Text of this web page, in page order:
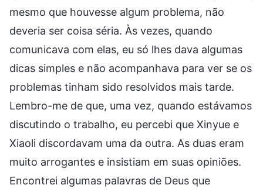
mesmo que houvesse algum problema, não
deveria ser coisa séria. Às vezes, quando
comunicava com elas, eu só lhes dava algumas
dicas simples e não acompanhava para ver se os
problemas tinham sido resolvidos mais tarde.
Lembro-me de que, uma vez, quando estávamos
discutindo o trabalho, eu percebi que Xinyue e
Xiaoli discordavam uma da outra. As duas eram
muito arrogantes e insistiam em suas opiniões.
Encontrei algumas palavras de Deus que